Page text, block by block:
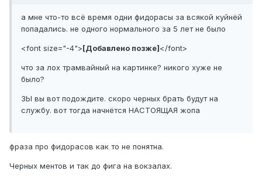
а мне что-то всё время одни фидорасы за всякой куйнёй
попадались. не одного нормального за 5 лет не было
<font size="-4">[Добавлено позже]</font>
что за лох трамвайный на картинке? никого хуже не
было?
ЗЫ вы вот подождите. скоро черных брать будут на
службу. вот тогда начнётся НАСТОЯЩАЯ жопа
фраза про фидорасов как то не понятна.
Черных ментов и так до фига на вокзалах.